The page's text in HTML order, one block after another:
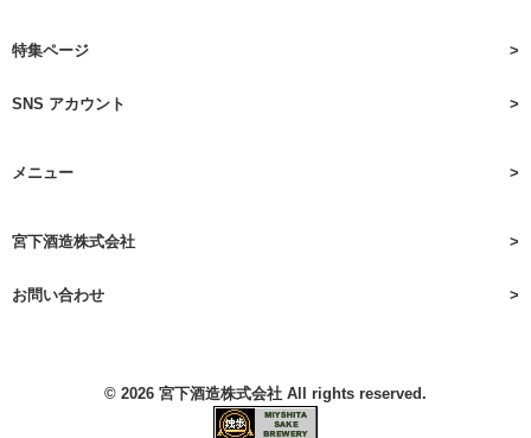
特集ページ
SNS アカウント
メニュー
宮下酒造株式会社
お問い合わせ
© 2026 宮下酒造株式会社 All rights reserved.